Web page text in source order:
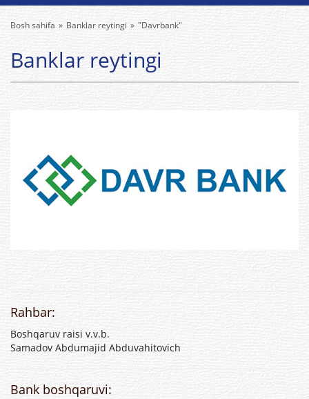
Bosh sahifa Banklar reytingi "Davrbank"
Banklar reytingi
Rahbar:
Boshqaruv raisi v.v.b.
Samadov Abdumajid Abduvahitovich
Bank boshqaruvi: